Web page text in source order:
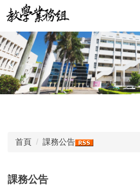
跳
到
要
內
容
區
首頁 課務公告
課務公告